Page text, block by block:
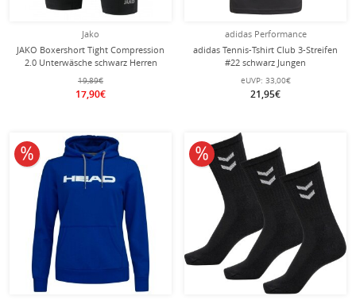
Jako
JAKO Boxershort Tight Compression
2.0 Unterwäsche schwarz Herren
19,89€
17,90€
adidas Performance
adidas Tennis-Tshirt Club 3-Streifen
#22 schwarz Jungen
eUVP: 33,00€
21,95€
10% reduziert 10% reduziert